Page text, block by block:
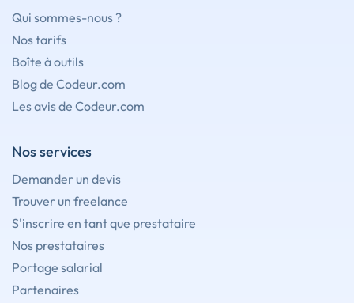
Qui sommes-nous ?
Nos tarifs
Boîte à outils
Blog de Codeur.com
Les avis de Codeur.com
Nos services
Demander un devis
Trouver un freelance
S'inscrire en tant que prestataire
Nos prestataires
Portage salarial
Partenaires